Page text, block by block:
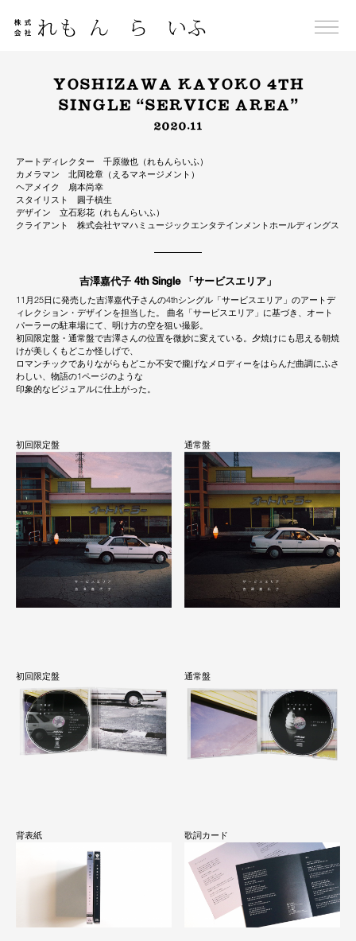
content
YOSHIZAWA KAYOKO 4TH
SINGLE “SERVICE AREA”
2020.11
アートディレクター 千原徹也（れもんらいふ）
カメラマン 北岡稔章（えるマネージメント）
ヘアメイク 扇本尚幸
スタイリスト 圓子槙生
デザイン 立石彩花（れもんらいふ）
クライアント 株式会社ヤマハミュージックエンタテインメントホールディングス
吉澤嘉代子 4th Single 「サービスエリア」
11月25日に発売した吉澤嘉代子さんの4thシングル「サービスエリア」のアートデ
ィレクション・デザインを担当した。 曲名「サービスエリア」に基づき、オート
パーラーの駐車場にて、明け方の空を狙い撮影。
初回限定盤・通常盤で吉澤さんの位置を微妙に変えている。夕焼けにも思える朝焼
けが美しくもどこか怪しげで、
ロマンチックでありながらもどこか不安で朧げなメロディーをはらんだ曲調にふさ
わしい、物語の1ページのような
印象的なビジュアルに仕上がった。
初回限定盤 通常盤
初回限定盤 通常盤
背表紙 歌詞カード